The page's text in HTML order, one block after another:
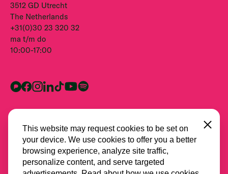
3512 GD Utrecht
The Netherlands
+31(0)30 23 320 32
ma t/m do
10:00-17:00
This website may request cookies to be set on
your device. We use cookies to offer you a better
browsing experience, analyze site traffic,
personalize content, and serve targeted
Close